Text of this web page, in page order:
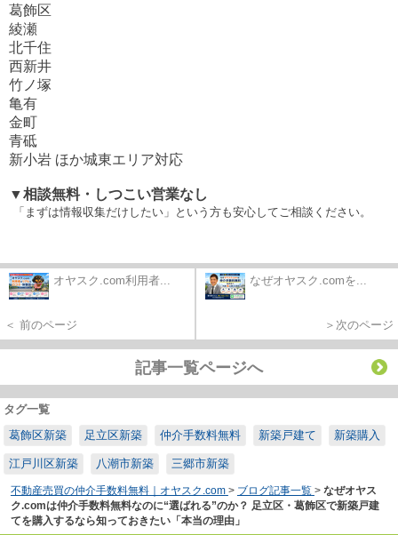
葛飾区
綾瀬
北千住
西新井
竹ノ塚
亀有
金町
青砥
新小岩 ほか城東エリア対応
▼相談無料・しつこい営業なし
「まずは情報収集だけしたい」という方も安心してご相談ください。
オヤスク.com利用者...
＜ 前のページ
なぜオヤスク.comを...
＞次のページ
記事一覧ページへ
タグ一覧
葛飾区新築
足立区新築 仲介手数料無料 新築戸建て 新築購入
江戸川区新築 八潮市新築 三郷市新築
不動産売買の仲介手数料無料｜オヤスク.com > ブログ記事一覧 > なぜオヤス
ク.comは仲介手数料無料なのに“選ばれる”のか？ 足立区・葛飾区で新築戸建
てを購入するなら知っておきたい「本当の理由」